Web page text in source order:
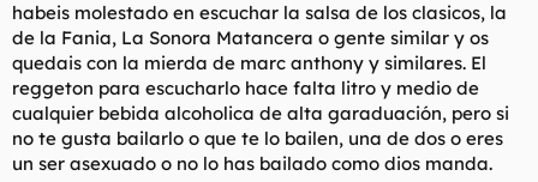
habeis molestado en escuchar la salsa de los clasicos, la
de la Fania, La Sonora Matancera o gente similar y os
quedais con la mierda de marc anthony y similares. El
reggeton para escucharlo hace falta litro y medio de
cualquier bebida alcoholica de alta garaduación, pero si
no te gusta bailarlo o que te lo bailen, una de dos o eres
un ser asexuado o no lo has bailado como dios manda.